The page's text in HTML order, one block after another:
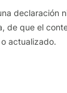
declaración
de que el
actualizado.